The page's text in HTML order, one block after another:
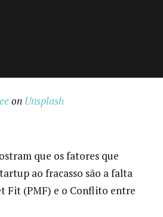
on Unsplash
que os fatores que
ao fracasso são a falta
Fit (PMF) e o Conflito entre